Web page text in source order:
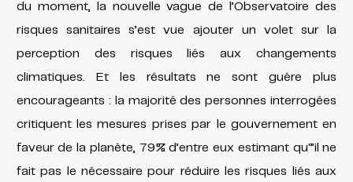
du moment, la nouvelle vague de l’Observatoire des
risques sanitaires s’est vue ajouter un volet sur la
perception des risques liés aux changements
climatiques. Et les résultats ne sont guère plus
encourageants : la majorité des personnes interrogées
critiquent les mesures prises par le gouvernement en
faveur de la planète, 79% d’entre eux estimant qu'”il ne
fait pas le nécessaire pour réduire les risques liés aux